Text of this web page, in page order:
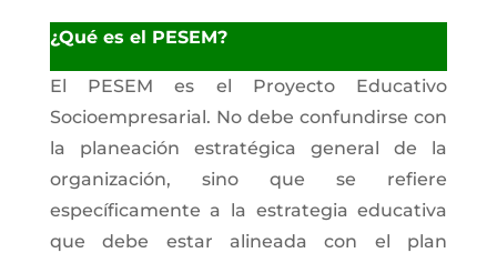
¿Qué es el PESEM?
El PESEM es el Proyecto Educativo
Socioempresarial. No debe confundirse con
la planeación estratégica general de la
organización, sino que se refiere
específicamente a la estrategia educativa
que debe estar alineada con el plan